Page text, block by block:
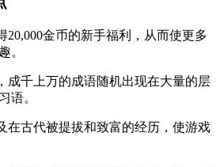
20,000金币的新手福利，从而使更多
。
成千上万的成语随机出现在大量的层
语。
在古代被提拔和致富的经历，使游戏